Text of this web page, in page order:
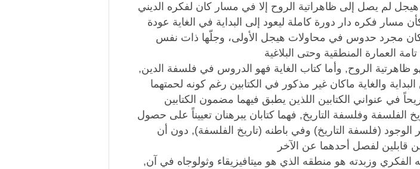
هيجل لم يصل إلى ظاهراتية الروح إلا في مسار كان لفكره الديني
مسار فكره دار دورة كاملة ليعود إلى البداية في الغاية عودة
كان مجرد حدوس في محاولات هيجل الأولى، وجلّها ذات نفس
العمارة المنطقية وحتى البلاغية
ظاهرتية الروح, وأما كتاب الغاية فهو الدروس في فلسفة الدين,
البداية والغاية ماكان غير مذكور في الكتابين رغم كونه لحمتهما
في عنواني الكتابين اللذين يطبق فيهما مضمون الكتابين
الفلسفة وفلسفة التاريخ, فهما كتابان يبرهنان تعييناً على حصول
(فلسفة التاريخ) وفي باطنه (تاريخ الفلسفة), دون أن
قابلين لفصل أحدهما عن الآخر
وزبدته هو منطقه الذي هو ميتافيزيقاء وثولوجاه في آن,